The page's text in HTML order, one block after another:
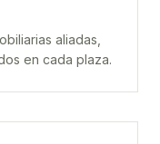
aliadas,
en cada plaza.